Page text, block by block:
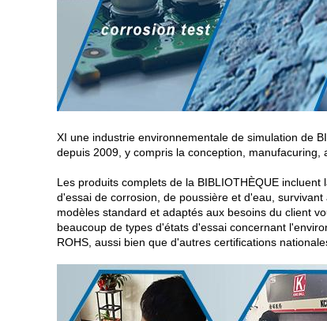
XI une industrie environnementale de simulation de
depuis 2009, y compris la conception,
Les produits complets de la BIBLIOTHÈQUE
d'essai de corrosion, de poussière et d'eau,
modèles standard et adaptés aux besoins du client
beaucoup de types d'états d'essai concernant
ROHS, aussi bien que d'autres certifications